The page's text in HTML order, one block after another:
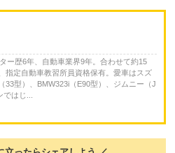
ー歴6年、自動車業界9年。合わせて約15
指定自動車教習所員資格保有。愛車はスズ
33型）、BMW323i（E90型）、ジムニー（J
はじ...